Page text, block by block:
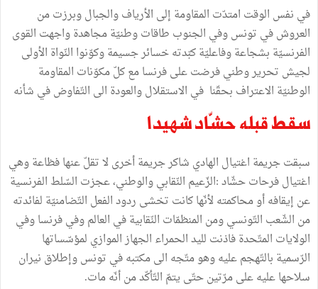
في نفس الوقت امتدّت المقاومة إلى الأرياف والجبال وبرزت من
العروش في تونس وفي الجنوب طاقات وطنيّة مجاهدة واجهت القوى
الفرنسيّة بشجاعة وفاعليّة كبّدته خسائر جسيمة وكوّنوا النّواة الأولى
لجيش تحرير وطني فرضت على فرنسا مع كلّ مكوّنات المقاومة
الوطنيّة الاعتراف بحقّنا في الاستقلال والعودة الى التّفاوض في شأنه
سقط قبله حشّاد شهيدا
سبقت جريمة اغتيال الهادي شاكر جريمة أخرى لا تقلّ عنها فظاعة وهي
اغتيال فرحات حشّاد :الزّعيم النّقابي والوطني، عجزت السّلط الفرنسية
عن إيقافه أو محاكمته لأنّها كانت تخشى ردود الفعل التّضامنيّة لفائدته
من الشّعب التّونسي ومن المنظمّات النّقابية في العالم وفي فرنسا وفي
الولايات المتّحدة فاذنت لليد الحمراء الجهاز الموازي لمؤسّساتها
الرّسمية بالتّهجم عليه وهو متّجه الى مكتبه في تونس وإطلاق نيران
سلاحها عليه على مرّتين حتّى يتمّ التّأكّد من ﺃنّه مات.